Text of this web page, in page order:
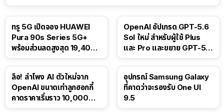
ทรู 5G เปิดจอง HUAWEI
Pura 90s Series 5G+
พร้อมส่วนลดสูงสุด 19,400
OpenAI อัปเกรด GPT-5.6
Sol ใหม่ สำหรับผู้ใช้ Plus
และ Pro และขยาย GPT-5.6
ลือ! ลำโพง AI ตัวใหม่จาก
OpenAI ขนาดเท่าลูกฮอกกี้
คาดราคาเริ่มราว 10,000
อุปกรณ์ Samsung Galaxy
ที่คาดว่าจะรองรับ One UI
9.5